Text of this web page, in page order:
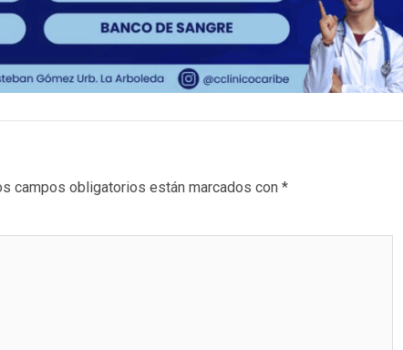
campos obligatorios están marcados con *